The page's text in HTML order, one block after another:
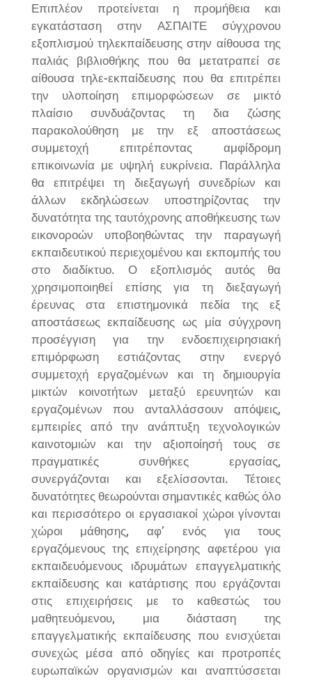
Επιπλέον προτείνεται η προμήθεια και
εγκατάσταση στην ΑΣΠΑΙΤΕ σύγχρονου
εξοπλισμού τηλεκπαίδευσης στην αίθουσα της
παλιάς βιβλιοθήκης που θα μετατραπεί σε
αίθουσα τηλε-εκπαίδευσης που θα επιτρέπει
την υλοποίηση επιμορφώσεων σε μικτό
πλαίσιο συνδυάζοντας τη δια ζώσης
παρακολούθηση με την εξ αποστάσεως
συμμετοχή επιτρέποντας αμφίδρομη
επικοινωνία με υψηλή ευκρίνεια. Παράλληλα
θα επιτρέψει τη διεξαγωγή συνεδρίων και
άλλων εκδηλώσεων υποστηρίζοντας την
δυνατότητα της ταυτόχρονης αποθήκευσης των
εικονοροών υποβοηθώντας την παραγωγή
εκπαιδευτικού περιεχομένου και εκπομπής του
στο διαδίκτυο. Ο εξοπλισμός αυτός θα
χρησιμοποιηθεί επίσης για τη διεξαγωγή
έρευνας στα επιστημονικά πεδία της εξ
αποστάσεως εκπαίδευσης ως μία σύγχρονη
προσέγγιση για την ενδοεπιχειρησιακή
επιμόρφωση εστιάζοντας στην ενεργό
συμμετοχή εργαζομένων και τη δημιουργία
μικτών κοινοτήτων μεταξύ ερευνητών και
εργαζομένων που ανταλλάσσουν απόψεις,
εμπειρίες από την ανάπτυξη τεχνολογικών
καινοτομιών και την αξιοποίησή τους σε
πραγματικές συνθήκες εργασίας,
συνεργάζονται και εξελίσσονται. Τέτοιες
δυνατότητες θεωρούνται σημαντικές καθώς όλο
και περισσότερο οι εργασιακοί χώροι γίνονται
χώροι μάθησης, αφ’ ενός για τους
εργαζόμενους της επιχείρησης αφετέρου για
εκπαιδευόμενους ιδρυμάτων επαγγελματικής
εκπαίδευσης και κατάρτισης που εργάζονται
στις επιχειρήσεις με το καθεστώς του
μαθητευόμενου, μια διάσταση της
επαγγελματικής εκπαίδευσης που ενισχύεται
συνεχώς μέσα από οδηγίες και προτροπές
ευρωπαϊκών οργανισμών και αναπτύσσεται